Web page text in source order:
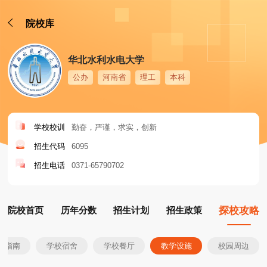
院校库
华北水利水电大学
公办 河南省 理工 本科
学校校训 勤奋，严谨，求实，创新
招生代码 6095
招生电话 0371-65790702
院校首页 历年分数 招生计划 招生政策 探校攻略
指南 学校宿舍 学校餐厅 教学设施 校园周边